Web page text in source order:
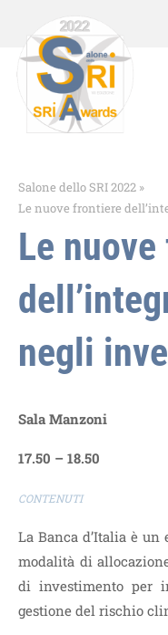
Salone dello SRI 2022 »
Le nuove frontiere
Le
negli
Sala Manzoni
17.50 – 18.50
CONTENUTI
La Banca d’Italia è
modalità di
di investimento per
gestione del rischio